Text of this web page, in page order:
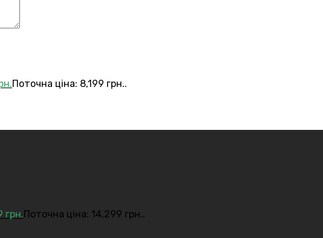
Поточна ціна: 8,199 грн..
грн. Поточна ціна: 14,299 грн..